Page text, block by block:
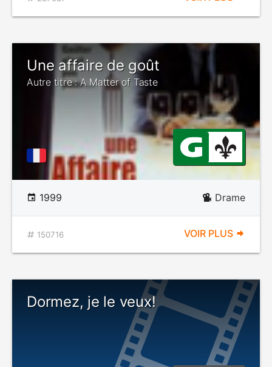
Une affaire de goût
Autre titre : A Matter of Taste
1999 Drame
150716 VOIR PLUS
Dormez, je le veux!